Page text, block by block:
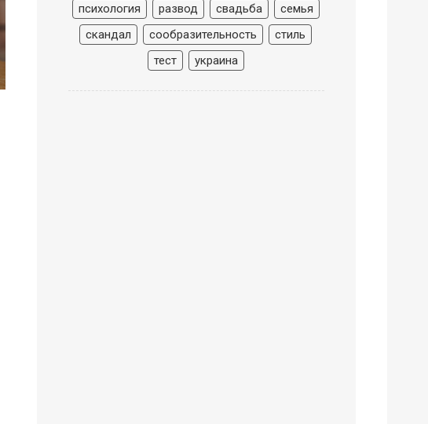
психология
развод свадьба
семья
скандал
сообразительность
стиль
тест
украина